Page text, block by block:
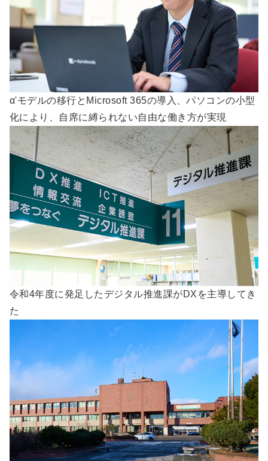
α'モデルの移行とMicrosoft 365の導入、パソコンの小型
化により、自席に縛られない自由な働き方が実現
令和4年度に発足したデジタル推進課がDXを主導してき
た